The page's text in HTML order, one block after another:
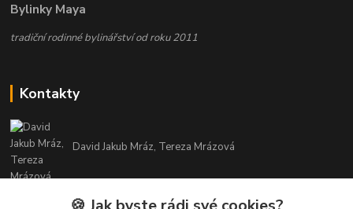
Bylinky Maya
tradiční rodinné bylinářství od roku 2011
Kontakty
David Jakub Mráz, Tereza Mrázová
info@bylinky-maya.cz